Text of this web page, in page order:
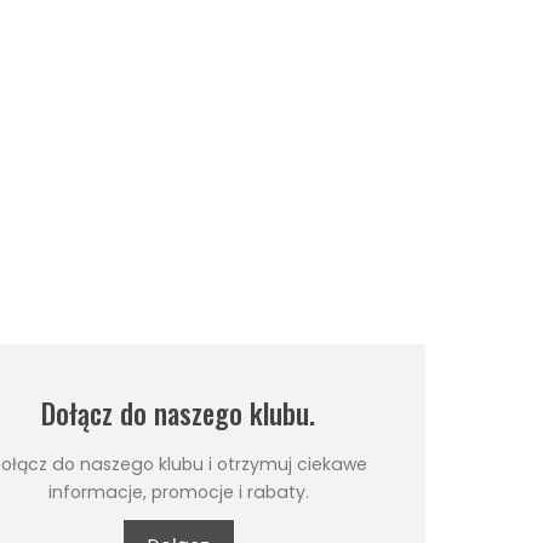
Dołącz do naszego klubu.
do naszego klubu i otrzymuj ciekawe
informacje, promocje i rabaty.